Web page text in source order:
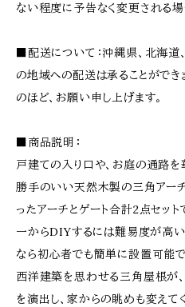
ない程度に予告なく変更される場
■配送について：沖縄県、北海
の地域への配送は承ることがで
のほど、お願い申し上げます。
■商品説明：
戸建ての入り口や、お庭の通路
勝手のいい天然木製の三角アー
ったアーチとゲート合計2点セット
一からDIYするには難易度が高い
なら初心者でも簡単に設置可能で
西洋建築を思わせる三角屋根が
を演出し、家からの眺めも変えて